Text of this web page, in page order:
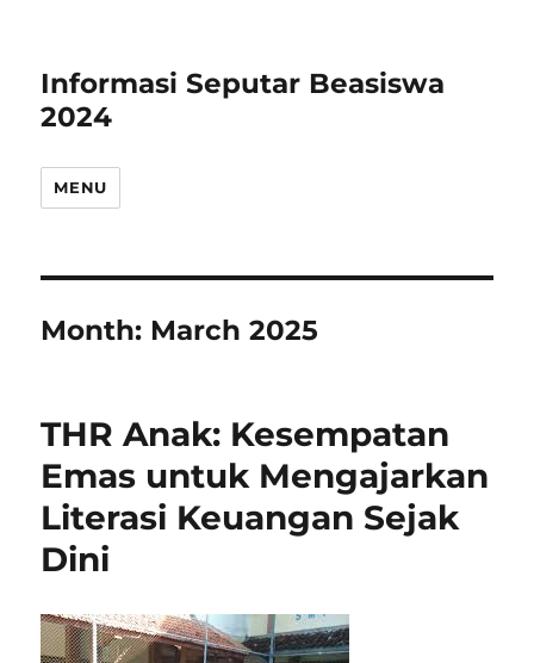
Informasi Seputar Beasiswa
2024
MENU
Month: March 2025
THR Anak: Kesempatan
Emas untuk Mengajarkan
Literasi Keuangan Sejak
Dini